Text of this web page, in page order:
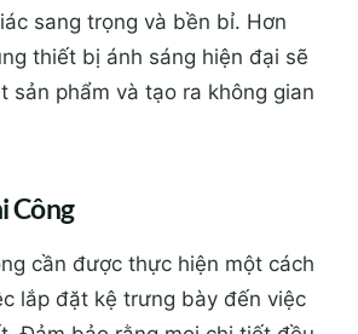
sang trọng và bền bỉ. Hơn
thiết bị ánh sáng hiện đại sẽ
sản phẩm và tạo ra không gian
Công
cần được thực hiện một cách
lắp đặt kệ trưng bày đến việc